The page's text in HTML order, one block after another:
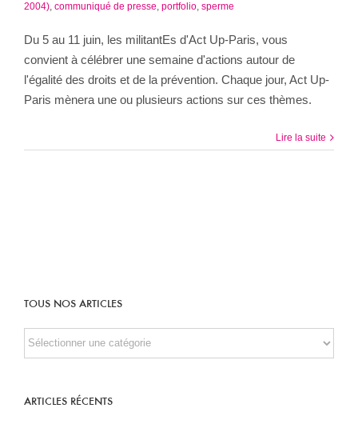
2004) communiqué de presse portfolio sperme
Du 5 au 11 juin, les militantEs d'Act Up-Paris, vous
convient à célébrer une semaine d'actions autour de
l'égalité des droits et de la prévention. Chaque jour, Act Up-
Paris mènera une ou plusieurs actions sur ces thèmes.
Lire la suite
TOUS NOS ARTICLES
TOUS
NOS
ARTICLES RÉCENTS